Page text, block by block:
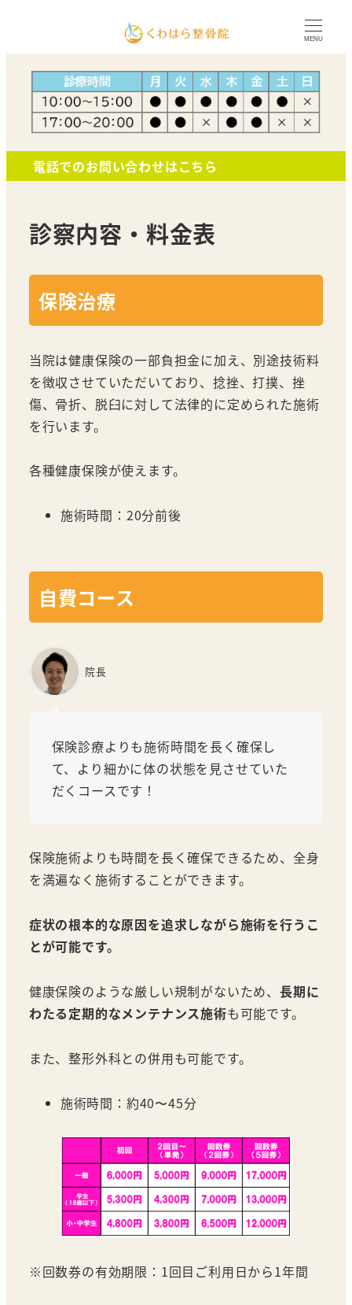
MENU
電話でのお問い合わせはこちら
診察内容・料金表
保険治療
当院は健康保険の一部負担金に加え、別途技術料
を徴収させていただいており、捻挫、打撲、挫
傷、骨折、脱臼に対して法律的に定められた施術
を行います。
各種健康保険が使えます。
施術時間：20分前後
自費コース
院長
保険診療よりも施術時間を長く確保し
て、より細かに体の状態を見させていた
だくコースです！
保険施術よりも時間を長く確保できるため、全身
を満遍なく施術することができます。
症状の根本的な原因を追求しながら施術を行うこ
とが可能です。
健康保険のような厳しい規制がないため、 長期に
わたる定期的なメンテナンス施術も可能です。
また、整形外科との併用も可能です。
施術時間：約40〜45分
※回数券の有効期限：1回目ご利用日から1年間